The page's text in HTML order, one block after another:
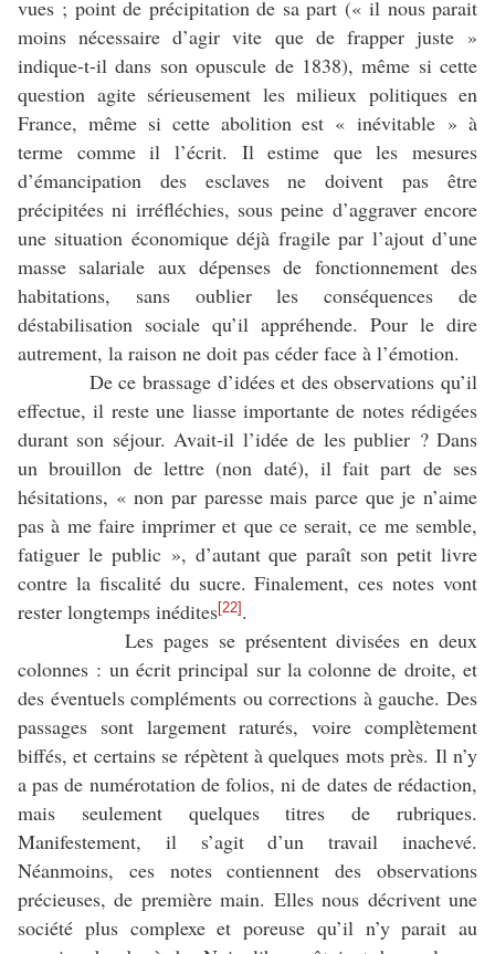
vues ; point de précipitation de sa part (« il nous parait
moins nécessaire d’agir vite que de frapper juste »
indique-t-il dans son opuscule de 1838), même si cette
question agite sérieusement les milieux politiques en
France, même si cette abolition est « inévitable » à
terme comme il l’écrit. Il estime que les mesures
d’émancipation des esclaves ne doivent pas être
précipitées ni irréfléchies, sous peine d’aggraver encore
une situation économique déjà fragile par l’ajout d’une
masse salariale aux dépenses de fonctionnement des
habitations, sans oublier les conséquences de
déstabilisation sociale qu’il appréhende. Pour le dire
autrement, la raison ne doit pas céder face à l’émotion.
De ce brassage d’idées et des observations qu’il
effectue, il reste une liasse importante de notes rédigées
durant son séjour. Avait-il l’idée de les publier ? Dans
un brouillon de lettre (non daté), il fait part de ses
hésitations, « non par paresse mais parce que je n’aime
pas à me faire imprimer et que ce serait, ce me semble,
fatiguer le public », d’autant que paraît son petit livre
contre la fiscalité du sucre. Finalement, ces notes vont
rester longtemps inédites[22] .
Les pages se présentent divisées en deux
colonnes : un écrit principal sur la colonne de droite, et
des éventuels compléments ou corrections à gauche. Des
passages sont largement raturés, voire complètement
biffés, et certains se répètent à quelques mots près. Il n’y
a pas de numérotation de folios, ni de dates de rédaction,
mais seulement quelques titres de rubriques.
Manifestement, il s’agit d’un travail inachevé.
Néanmoins, ces notes contiennent des observations
précieuses, de première main. Elles nous décrivent une
société plus complexe et poreuse qu’il n’y parait au